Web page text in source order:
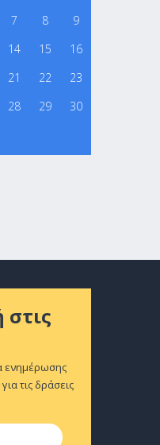
7 8
9
14 15
16
21 22
23
28 29
30
ενημέρωσης
τις δράσεις